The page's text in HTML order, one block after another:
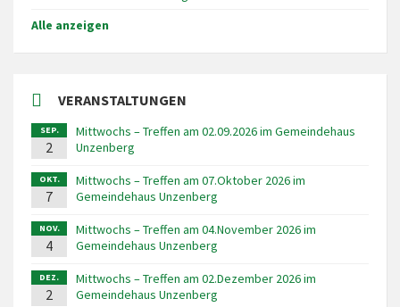
Alle anzeigen
VERANSTALTUNGEN
SEP.
2
Mittwochs – Treffen am 02.09.2026 im Gemeindehaus
Unzenberg
OKT.
7
Mittwochs – Treffen am 07.Oktober 2026 im
Gemeindehaus Unzenberg
NOV.
4
Mittwochs – Treffen am 04.November 2026 im
Gemeindehaus Unzenberg
DEZ.
2
Mittwochs – Treffen am 02.Dezember 2026 im
Gemeindehaus Unzenberg